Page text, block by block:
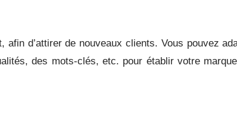
d’attirer de nouveaux clients. Vous pouvez
des mots-clés, etc. pour établir votre